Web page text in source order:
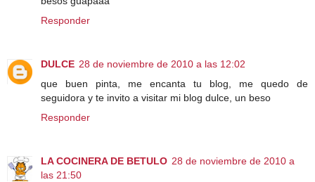
Responder
DULCE 28 de noviembre de 2010 a las 12:02
que buen pinta, me encanta tu blog, me quedo de
seguidora y te invito a visitar mi blog dulce, un beso
Responder
LA COCINERA DE BETULO 28 de noviembre de 2010 a
las 21:50